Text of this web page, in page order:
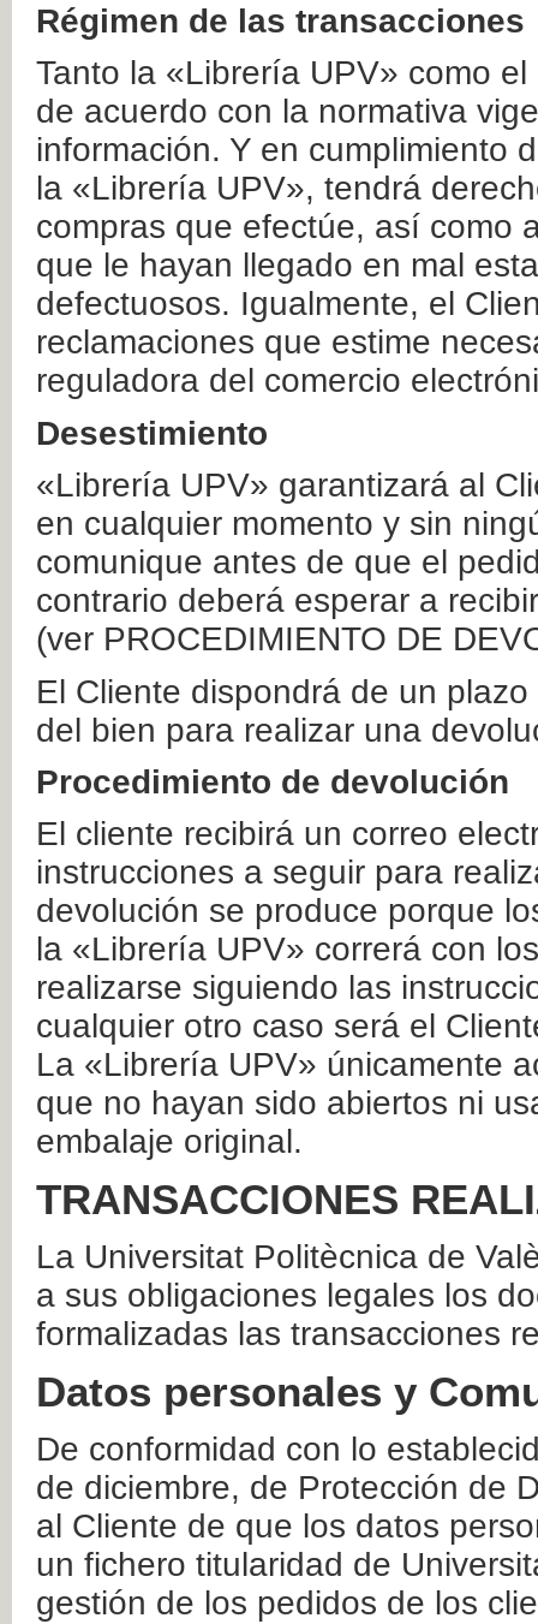
Régimen de las transacciones
Tanto la «Librería UPV» como
de acuerdo con la normativa
información. Y en cumplimiento
la «Librería UPV», tendrá
compras que efectúe, así como
que le hayan llegado en mal
defectuosos. Igualmente, el
reclamaciones que estime
reguladora del comercio
Desestimiento
«Librería UPV» garantizará al
en cualquier momento y sin
comunique antes de que el
contrario deberá esperar a
(ver PROCEDIMIENTO DE
El Cliente dispondrá de un
del bien para realizar una
Procedimiento de devolución
El cliente recibirá un correo
instrucciones a seguir para
devolución se produce porque
la «Librería UPV» correrá con
realizarse siguiendo las
cualquier otro caso será el
La «Librería UPV» únicamente
que no hayan sido abiertos ni
embalaje original.
TRANSACCIONES
La Universitat Politècnica de
a sus obligaciones legales los
formalizadas las transacciones
Datos personales y
De conformidad con lo
de diciembre, de Protección de
al Cliente de que los datos
un fichero titularidad de
gestión de los pedidos de los